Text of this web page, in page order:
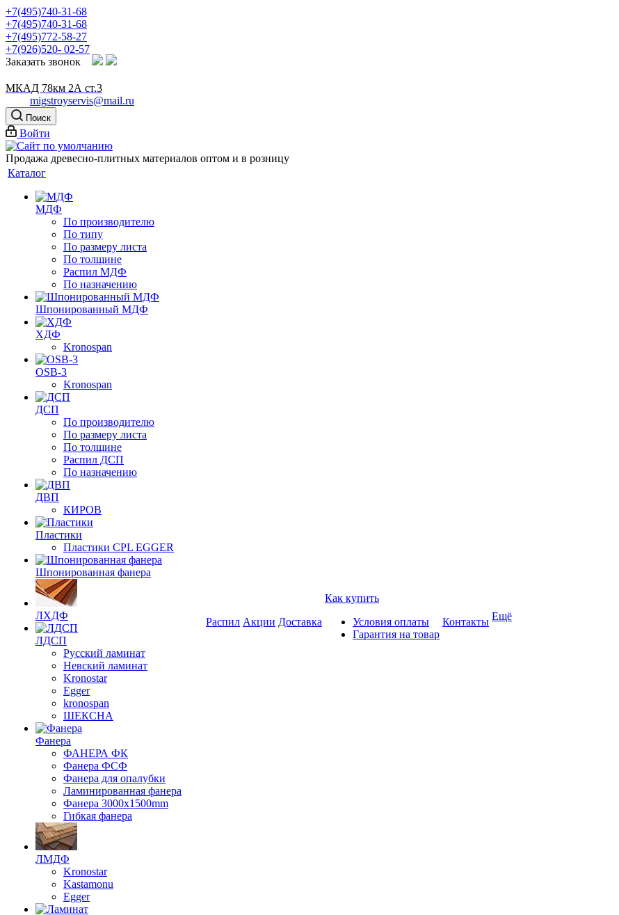
+7(495)740-31-68
+7(495)740-31-68
+7(495)772-58-27
+7(926)520- 02-57
Заказать звонок
МКАД 78км 2А ст.3
migstroyservis@mail.ru
Поиск
Войти
Продажа древесно-плитных материалов оптом и в розницу
Каталог
МДФ
По производителю
По типу
По размеру листа
По толщине
Распил МДФ
По назначению
Шпонированный МДФ
ХДФ
Kronospan
OSB-3
Kronospan
ДСП
По производителю
По размеру листа
По толщине
Распил ДСП
По назначению
ДВП
КИРОВ
Пластики
Пластики CPL EGGER
Шпонированная фанера
ЛХДФ
ЛДСП
Русский ламинат
Невский ламинат
Kronostar
Egger
kronospan
ШЕКСНА
Фанера
ФАНЕРА ФК
Фанера ФСФ
Фанера для опалубки
Ламинированная фанера
Фанера 3000х1500mm
Гибкая фанера
ЛМДФ
Kronostar
Kastamonu
Egger
Распил Акции Доставка
Как купить
Условия оплаты
Гарантия на товар
Контакты Ещё